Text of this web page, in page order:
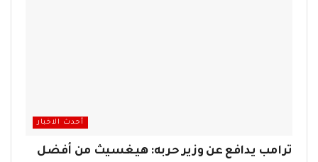
أحدث الاخبار
ترامب يدافع عن وزير حربه: هيغسيث من أفضل